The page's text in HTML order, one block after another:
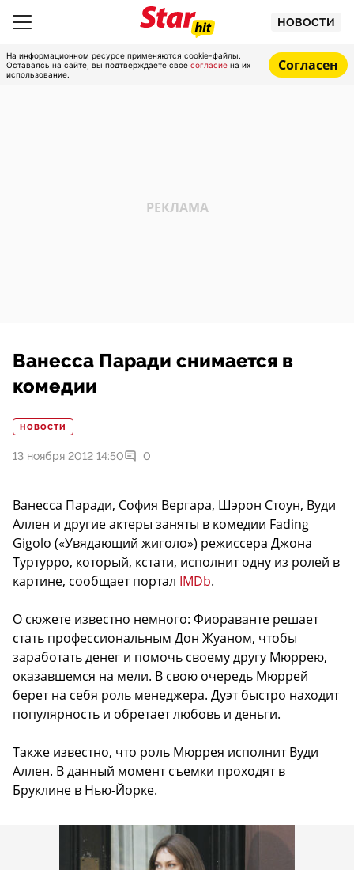
НОВОСТИ
На информационном ресурсе применяются cookie-файлы.
Оставаясь на сайте, вы подтверждаете свое согласие на их
использование.
Согласен
Ванесса Паради снимается в
комедии
НОВОСТИ
13 ноября 2012 14:50 0
Ванесса Паради, София Вергара, Шэрон Стоун, Вуди
Аллен и другие актеры заняты в комедии Fading
Gigolo («Увядающий жиголо») режиссера Джона
Туртурро, который, кстати, исполнит одну из ролей в
картине, сообщает портал IMDb.
О сюжете известно немного: Фиораванте решает
стать профессиональным Дон Жуаном, чтобы
заработать денег и помочь своему другу Мюррею,
оказавшемся на мели. В свою очередь Мюррей
берет на себя роль менеджера. Дуэт быстро находит
популярность и обретает любовь и деньги.
Также известно, что роль Мюррея исполнит Вуди
Аллен. В данный момент съемки проходят в
Бруклине в Нью-Йорке.